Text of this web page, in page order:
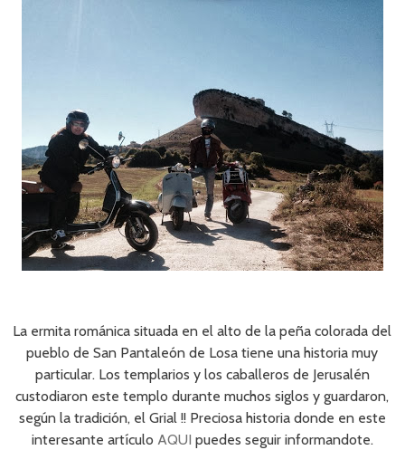
La ermita románica situada en el alto de la peña colorada del
pueblo de San Pantaleón de Losa tiene una historia muy
particular. Los templarios y los caballeros de Jerusalén
custodiaron este templo durante muchos siglos y guardaron,
según la tradición, el Grial !! Preciosa historia donde en este
interesante artículo AQUI puedes seguir informandote.